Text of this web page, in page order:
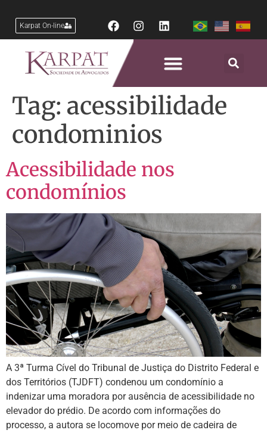
Karpat On-line
Tag: acessibilidade
condominios
Acessibilidade nos
condomínios
A 3ª Turma Cível do Tribunal de Justiça do Distrito Federal e
dos Territórios (TJDFT) condenou um condomínio a
indenizar uma moradora por ausência de acessibilidade no
elevador do prédio. De acordo com informações do
processo, a autora se locomove por meio de cadeira de